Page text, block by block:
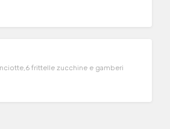
frittelle zucchine e gamberi